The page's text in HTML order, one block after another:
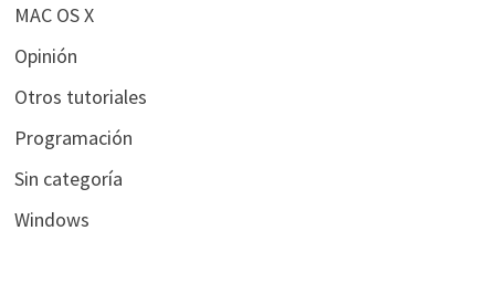
MAC OS X
Opinión
Otros tutoriales
Programación
Sin categoría
Windows